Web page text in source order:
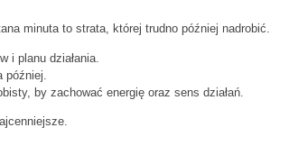
minuta to strata, której trudno później nadrobić.
i planu działania.
później.
by zachować energię oraz sens działań.